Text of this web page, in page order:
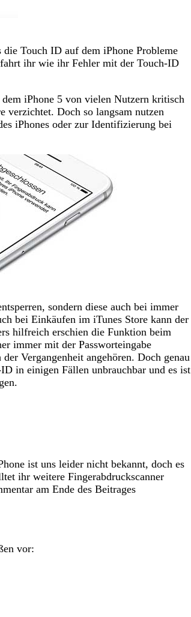
Touch ID auf dem iPhone Probleme
ihr wie ihr Fehler mit der Touch-ID
iPhone 5 von vielen Nutzern kritisch
verzichtet. Doch so langsam nutzen
iPhones oder zur Identifizierung bei
sondern diese auch bei immer
bei Einkäufen im iTunes Store kann der
hilfreich erschien die Funktion beim
immer mit der Passworteingabe
Vergangenheit angehören. Doch genau
in einigen Fällen unbrauchbar und es ist
ist uns leider nicht bekannt, doch es
ihr weitere Fingerabdruckscanner
am Ende des Beitrages
vor: